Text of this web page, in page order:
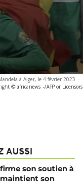
à Alger, le 4 février 2023 -
© africanews -/AFP or Licensors
AUSSI
son soutien à
maintient son